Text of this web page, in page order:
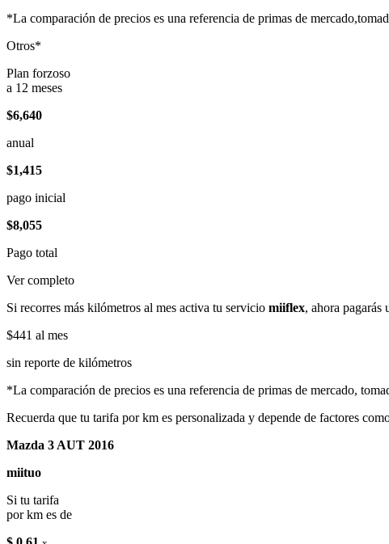
*La comparación de precios es una referencia de primas de
Otros*
Plan forzoso
a 12 meses
$6,640
anual
$1,415
pago inicial
$8,055
Pago total
Ver completo
Si recorres más kilómetros al mes activa tu servicio miiflex, ahora pagarás
$441 al mes
sin reporte de kilómetros
*La comparación de precios es una referencia de primas de mercado,
Recuerda que tu tarifa por km es personalizada y depende de factores
Mazda 3 AUT 2016
miituo
Si tu tarifa
por km es de